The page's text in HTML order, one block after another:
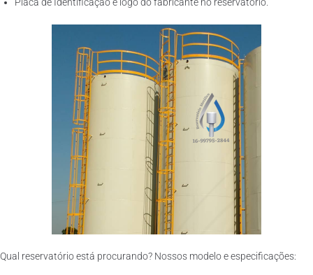
Qual reservatório está procurando? Nossos modelo e especificações: